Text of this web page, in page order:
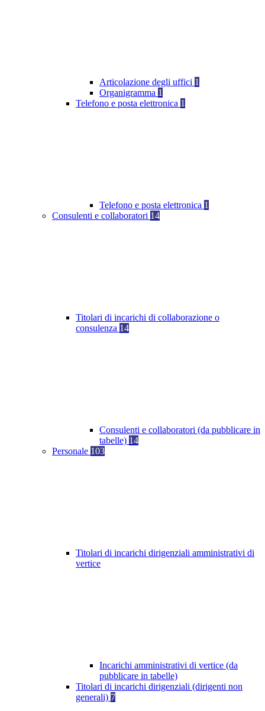
Articolazione degli uffici 1
Organigramma 1
Telefono e posta elettronica 1
Telefono e posta elettronica 1
Consulenti e collaboratori 14
Titolari di incarichi di collaborazione o
consulenza 14
Consulenti e collaboratori (da pubblicare in
tabelle) 14
Personale 103
Titolari di incarichi dirigenziali amministrativi di
vertice
Incarichi amministrativi di vertice (da
pubblicare in tabelle)
Titolari di incarichi dirigenziali (dirigenti non
generali) 7